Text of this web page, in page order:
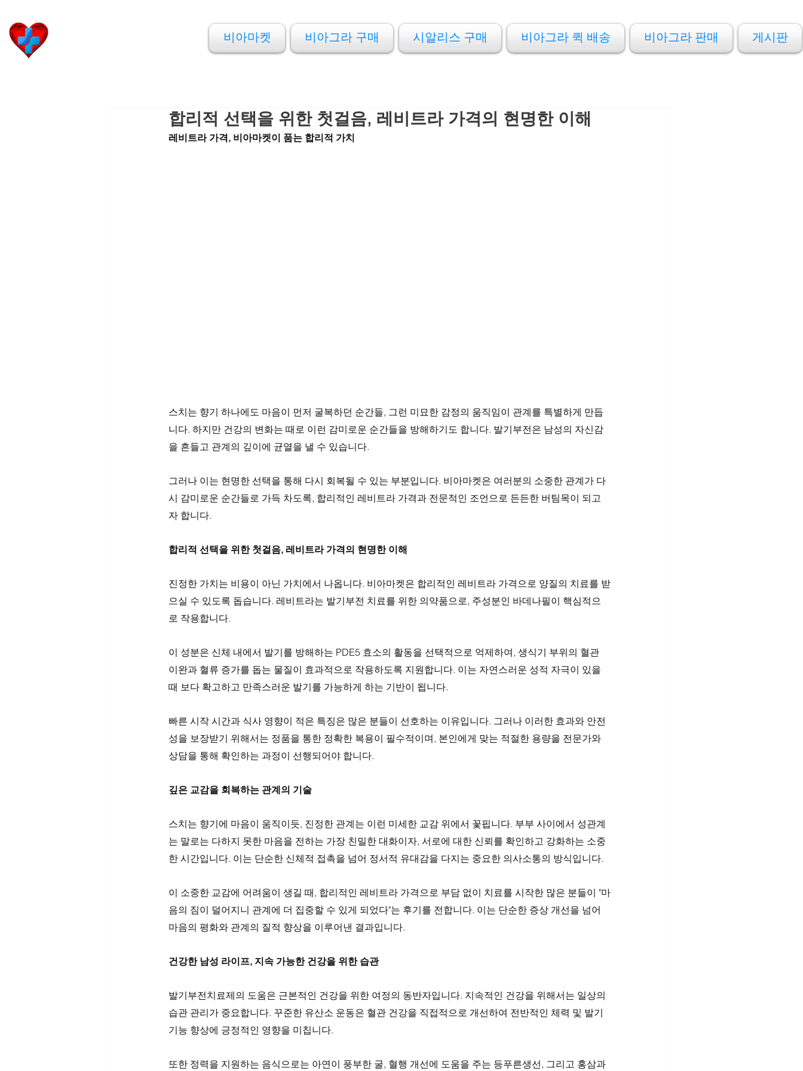
비아마켓 비아그라 구매 시알리스 구매 비아그라 퀵 배송 비아그라 판매 게시판
합리적 선택을 위한 첫걸음, 레비트라 가격의 현명한 이해
레비트라 가격, 비아마켓이 품는 합리적 가치
스치는 향기 하나에도 마음이 먼저 굴복하던 순간들, 그런 미묘한 감정의 움직임이 관계를 특별하게 만듭
니다. 하지만 건강의 변화는 때로 이런 감미로운 순간들을 방해하기도 합니다. 발기부전은 남성의 자신감
을 흔들고 관계의 깊이에 균열을 낼 수 있습니다.
그러나 이는 현명한 선택을 통해 다시 회복될 수 있는 부분입니다. 비아마켓은 여러분의 소중한 관계가 다
시 감미로운 순간들로 가득 차도록, 합리적인 레비트라 가격과 전문적인 조언으로 든든한 버팀목이 되고
자 합니다.
합리적 선택을 위한 첫걸음, 레비트라 가격의 현명한 이해
진정한 가치는 비용이 아닌 가치에서 나옵니다. 비아마켓은 합리적인 레비트라 가격으로 양질의 치료를 받
으실 수 있도록 돕습니다. 레비트라는 발기부전 치료를 위한 의약품으로, 주성분인 바데나필이 핵심적으
로 작용합니다.
이 성분은 신체 내에서 발기를 방해하는 PDE5 효소의 활동을 선택적으로 억제하여, 생식기 부위의 혈관
이완과 혈류 증가를 돕는 물질이 효과적으로 작용하도록 지원합니다. 이는 자연스러운 성적 자극이 있을
때 보다 확고하고 만족스러운 발기를 가능하게 하는 기반이 됩니다.
빠른 시작 시간과 식사 영향이 적은 특징은 많은 분들이 선호하는 이유입니다. 그러나 이러한 효과와 안전
성을 보장받기 위해서는 정품을 통한 정확한 복용이 필수적이며, 본인에게 맞는 적절한 용량을 전문가와
상담을 통해 확인하는 과정이 선행되어야 합니다.
깊은 교감을 회복하는 관계의 기술
스치는 향기에 마음이 움직이듯, 진정한 관계는 이런 미세한 교감 위에서 꽃핍니다. 부부 사이에서 성관계
는 말로는 다하지 못한 마음을 전하는 가장 친밀한 대화이자, 서로에 대한 신뢰를 확인하고 강화하는 소중
한 시간입니다. 이는 단순한 신체적 접촉을 넘어 정서적 유대감을 다지는 중요한 의사소통의 방식입니다.
이 소중한 교감에 어려움이 생길 때, 합리적인 레비트라 가격으로 부담 없이 치료를 시작한 많은 분들이 "마
음의 짐이 덜어지니 관계에 더 집중할 수 있게 되었다"는 후기를 전합니다. 이는 단순한 증상 개선을 넘어
마음의 평화와 관계의 질적 향상을 이루어낸 결과입니다.
건강한 남성 라이프, 지속 가능한 건강을 위한 습관
발기부전치료제의 도움은 근본적인 건강을 위한 여정의 동반자입니다. 지속적인 건강을 위해서는 일상의
습관 관리가 중요합니다. 꾸준한 유산소 운동은 혈관 건강을 직접적으로 개선하여 전반적인 체력 및 발기
기능 향상에 긍정적인 영향을 미칩니다.
또한 정력을 지원하는 음식으로는 아연이 풍부한 굴, 혈행 개선에 도움을 주는 등푸른생선, 그리고 홍삼과